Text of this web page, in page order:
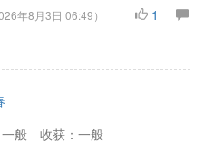
年8月3日 06:49）
1
般
收获：一般